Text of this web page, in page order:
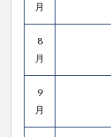
月
8
月
9
月